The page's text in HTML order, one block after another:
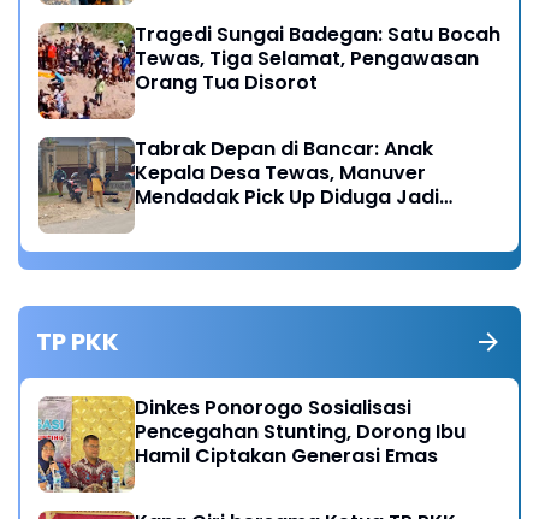
Tragedi Sungai Badegan: Satu Bocah
Tewas, Tiga Selamat, Pengawasan
Orang Tua Disorot
Tabrak Depan di Bancar: Anak
Kepala Desa Tewas, Manuver
Mendadak Pick Up Diduga Jadi
TP PKK
Dinkes Ponorogo Sosialisasi
Pencegahan Stunting, Dorong Ibu
Hamil Ciptakan Generasi Emas